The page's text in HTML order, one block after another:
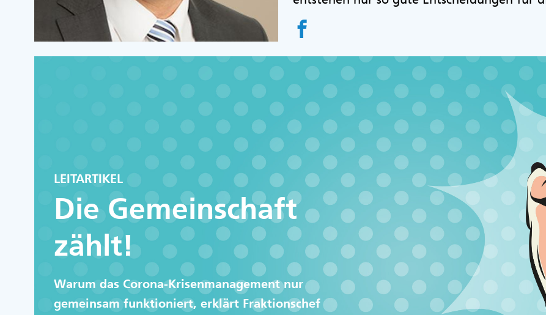
LEITARTIKEL
Die Gemeinschaft
zählt!
Warum das Corona-Krisenmanagement nur
gemeinsam funktioniert, erklärt Fraktionschef